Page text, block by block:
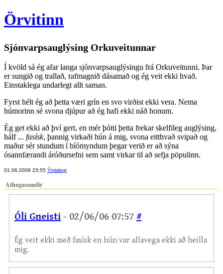
Örvitinn
Sjónvarpsauglýsing Orkuveitunnar
Í kvöld sá ég afar langa sjónvarpsauglýsingu frá Orkuveitunni. Þar
er sungið og trallað, rafmagnið dásamað og ég veit ekki hvað.
Einstaklega undarlegt allt saman.
Fyrst hélt ég að þetta væri grín en svo virðist ekki vera. Nema
húmorinn sé svona djúpur að ég hafi ekki náð honum.
Ég get ekki að því gert, en mér þótti þetta frekar skelfileg auglýsing,
hálf ... fasísk, þannig virkaði hún á mig, svona eitthvað svipað og
maður sér stundum í bíómyndum þegar verið er að sýna
ósannfærandi áróðursefni sem samt virkar til að sefja pöpulinn.
01.06.2006 23:55 Ýmislegt
Athugasemdir
Óli Gneisti - 02/06/06 07:57 #
Ég veit ekki með fasísk en hún var allavega ekki að heilla
mig.